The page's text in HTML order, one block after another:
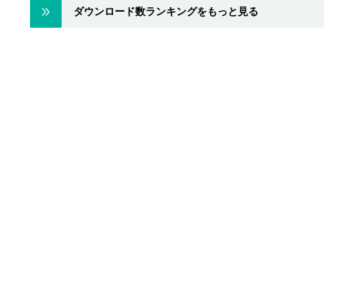
ダウンロード数ランキングをもっと見る